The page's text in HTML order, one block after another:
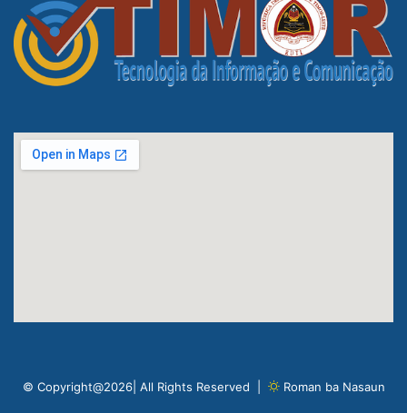
© Copyright@2026| All Rights Reserved | Roman ba Nasaun